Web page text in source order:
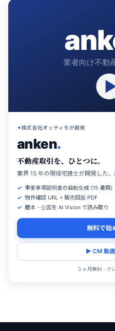
業者向け不動
株式会社オッティモが開発
anken.
不動産取引を、ひとつに。
業界 15 年の現役宅建士が開発した
重要事項説明書の自動生成 (15 書類)
物件確認 URL + 販売図面 PDF
謄本・公図を AI Vision で読み取り
無料で始
▶ CM 動
3 ヶ月無料・ク